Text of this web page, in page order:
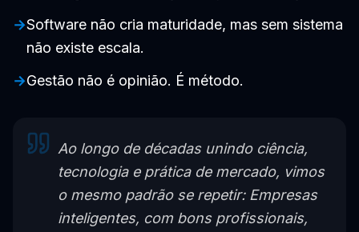
→Software não cria maturidade, mas sem sistema
não existe escala.
→Gestão não é opinião. É método.
Ao longo de décadas unindo ciência,
tecnologia e prática de mercado, vimos
o mesmo padrão se repetir: Empresas
inteligentes, com bons profissionais,